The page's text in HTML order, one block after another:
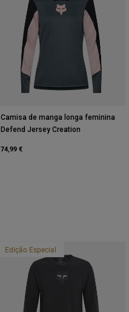
Camisa de manga longa feminina
Defend Jersey Creation
74,99 €
Edição Especial